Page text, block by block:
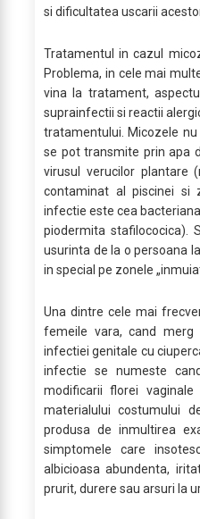
si dificultatea uscarii
Tratamentul in cazul
Problema, in cele mai
vina la tratament,
suprainfectii si reactii
tratamentului. Micozele
se pot transmite prin apa
virusul verucilor plantare
contaminat al piscinei si
infectie este cea
piodermita stafilococica).
usurinta de la o persoana
in special pe zonele
Una dintre cele mai
femeile vara, cand
infectiei genitale cu
infectie se numeste
modificarii florei
materialului costumului
produsa de inmultirea
simptomele care
albicioasa abundenta,
prurit, durere sau arsuri la